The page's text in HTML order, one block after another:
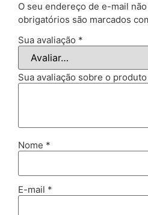
O seu endereço de e-mail
obrigatórios são marcados
Sua avaliação *
Sua avaliação sobre o produto
Nome *
E-mail *